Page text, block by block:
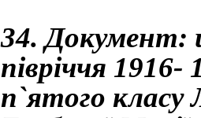
34. Документ:
півріччя 1916-
п`ятого класу